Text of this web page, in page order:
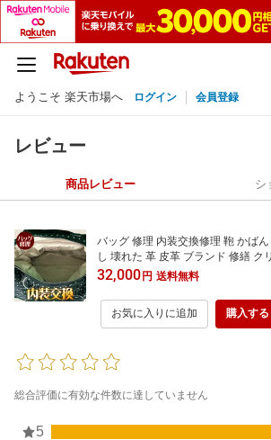
ようこそ 楽天市場へ ログイン 会員登録
レビュー
商品レビュー シ
バッグ 修理 内装交換修理 鞄 かば
し 壊れた 革 皮革 ブランド 修繕 ク
北海道・沖縄への返送運賃は着払
32,000円 送料無料
お気に入りに追加 購入する
総合評価に有効な件数に達していません
5